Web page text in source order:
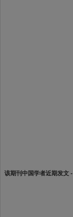
该期刊中国学者近期发文 -